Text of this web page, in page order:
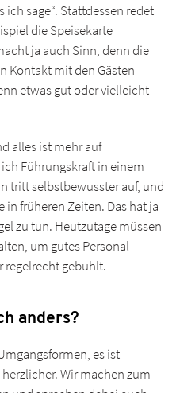
ich sage“. Stattdessen redet
die Speisekarte
ja auch Sinn, denn die
Kontakt mit den Gästen
etwas gut oder vielleicht
alles ist mehr auf
Führungskraft in einem
tritt selbstbewusster auf, und
früheren Zeiten. Das hat ja
zu tun. Heutzutage müssen
um gutes Personal
regelrecht gebuhlt.
anders?
es ist
Wir machen zum